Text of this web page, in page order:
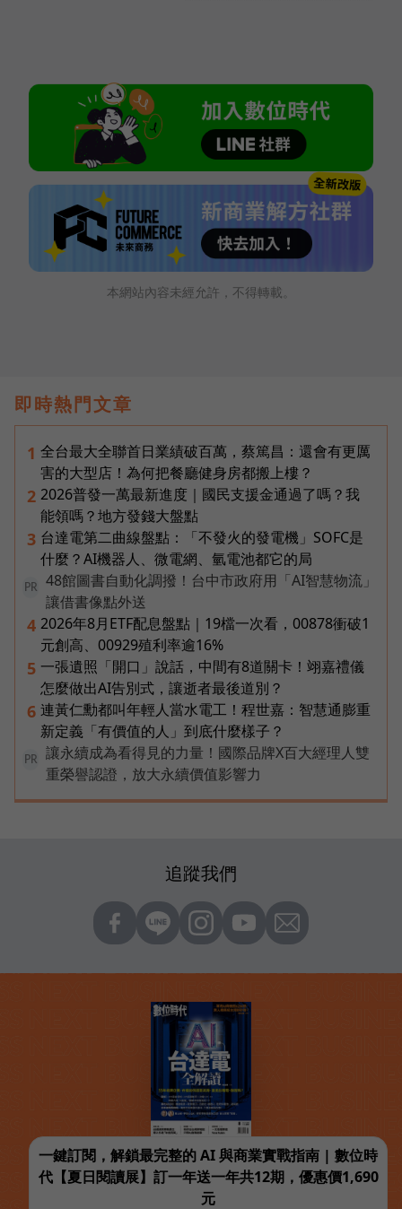
本網站內容未經允許，不得轉載。
即時熱門文章
1 全台最大全聯首日業績破百萬，蔡篤昌：還會有更厲
害的大型店！為何把餐廳健身房都搬上樓？
2 2026普發一萬最新進度｜國民支援金通過了嗎？我
能領嗎？地方發錢大盤點
3 台達電第二曲線盤點：「不發火的發電機」SOFC是
什麼？AI機器人、微電網、氫電池都它的局
PR
48館圖書自動化調撥！台中市政府用「AI智慧物流」
讓借書像點外送
4 2026年8月ETF配息盤點｜19檔一次看，00878衝破1
元創高、00929殖利率逾16%
5 一張遺照「開口」說話，中間有8道關卡！翊嘉禮儀
怎麼做出AI告別式，讓逝者最後道別？
6 連黃仁勳都叫年輕人當水電工！程世嘉：智慧通膨重
新定義「有價值的人」到底什麼樣子？
PR
讓永續成為看得見的力量！國際品牌X百大經理人雙
重榮譽認證，放大永續價值影響力
追蹤我們
一鍵訂閱，解鎖最完整的 AI 與商業實戰指南 | 數位時
代【夏日閱讀展】訂一年送一年共12期，優惠價1,690
元